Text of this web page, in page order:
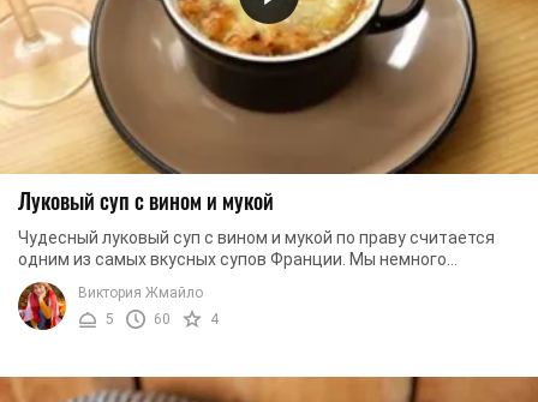
Луковый суп с вином и мукой
Чудесный луковый суп с вином и мукой по праву считается
одним из самых вкусных супов Франции. Мы немного
отступили от классического рецепта и ...
Виктория Жмайло
5
60 4